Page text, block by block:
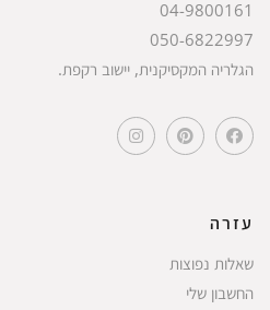
04-9800161
050-6822997
הגלריה המקסיקנית, יישוב רקפת.
עזרה
שאלות נפוצות
החשבון שלי